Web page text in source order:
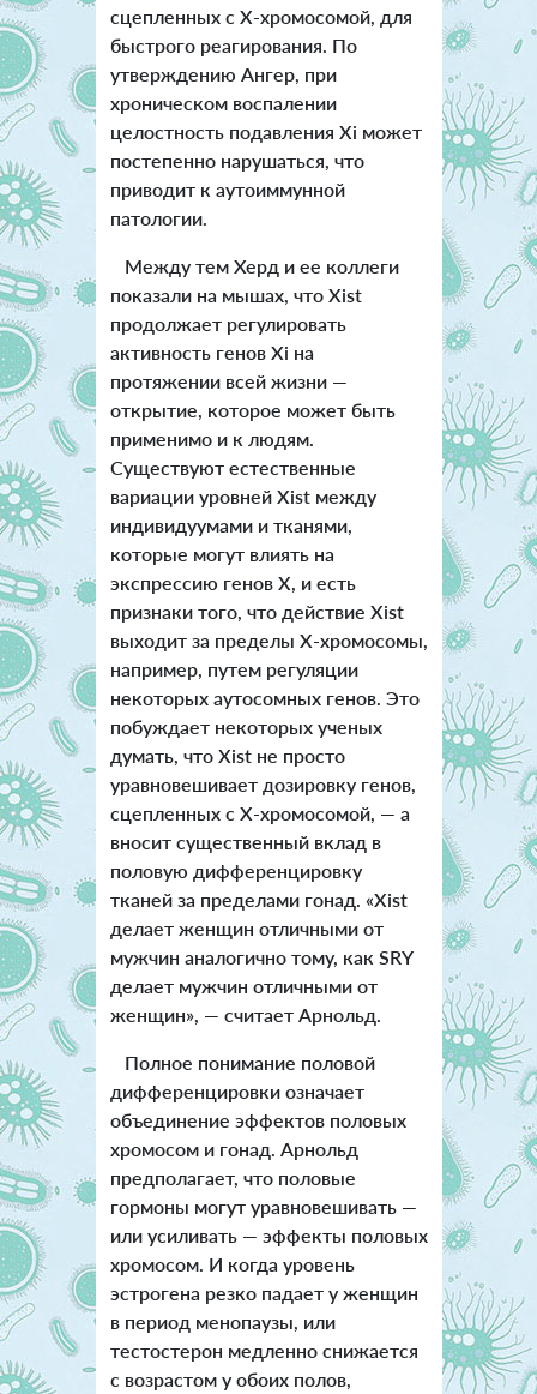
сцепленных с Х-хромосомой, для
быстрого реагирования. По
утверждению Ангер, при
хроническом воспалении
целостность подавления Xi может
постепенно нарушаться, что
приводит к аутоиммунной
патологии.
Между тем Херд и ее коллеги
показали на мышах, что Xist
продолжает регулировать
активность генов Xi на
протяжении всей жизни —
открытие, которое может быть
применимо и к людям.
Существуют естественные
вариации уровней Xist между
индивидуумами и тканями,
которые могут влиять на
экспрессию генов X, и есть
признаки того, что действие Xist
выходит за пределы Х-хромосомы,
например, путем регуляции
некоторых аутосомных генов. Это
побуждает некоторых ученых
думать, что Xist не просто
уравновешивает дозировку генов,
сцепленных с Х-хромосомой, — а
вносит существенный вклад в
половую дифференцировку
тканей за пределами гонад. «Xist
делает женщин отличными от
мужчин аналогично тому, как SRY
делает мужчин отличными от
женщин», — считает Арнольд.
Полное понимание половой
дифференцировки означает
объединение эффектов половых
хромосом и гонад. Арнольд
предполагает, что половые
гормоны могут уравновешивать —
или усиливать — эффекты половых
хромосом. И когда уровень
эстрогена резко падает у женщин
в период менопаузы, или
тестостерон медленно снижается
с возрастом у обоих полов,